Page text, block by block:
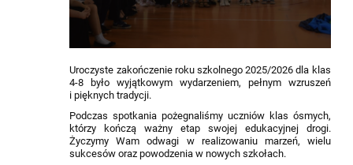
Uroczyste zakończenie roku szkolnego 2025/2026 dla klas
4-8 było wyjątkowym wydarzeniem, pełnym wzruszeń
i pięknych tradycji.
Podczas spotkania pożegnaliśmy uczniów klas ósmych,
którzy kończą ważny etap swojej edukacyjnej drogi.
Życzymy Wam odwagi w realizowaniu marzeń, wielu
sukcesów oraz powodzenia w nowych szkołach.